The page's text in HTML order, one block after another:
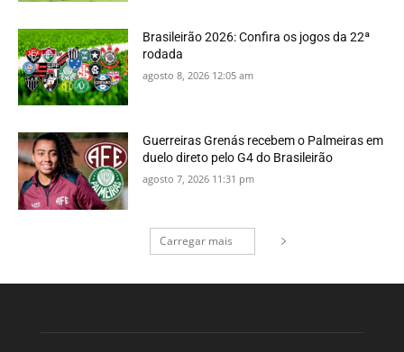
Brasileirão 2026: Confira os jogos da 22ª
rodada
agosto 8, 2026 12:05 am
Guerreiras Grenás recebem o Palmeiras em
duelo direto pelo G4 do Brasileirão
agosto 7, 2026 11:31 pm
Carregar mais